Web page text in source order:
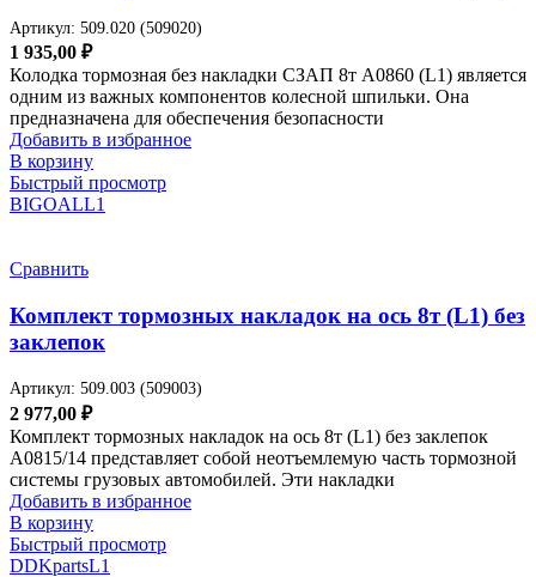
Артикул: 509.020 (509020)
1 935,00 ₽
Колодка тормозная без накладки СЗАП 8т A0860 (L1) является
одним из важных компонентов колесной шпильки. Она
предназначена для обеспечения безопасности
Добавить в избранное
В корзину
Быстрый просмотр
BIGOALL1
Сравнить
Комплект тормозных накладок на ось 8т (L1) без
заклепок
Артикул: 509.003 (509003)
2 977,00 ₽
Комплект тормозных накладок на ось 8т (L1) без заклепок
A0815/14 представляет собой неотъемлемую часть тормозной
системы грузовых автомобилей. Эти накладки
Добавить в избранное
В корзину
Быстрый просмотр
DDKpartsL1